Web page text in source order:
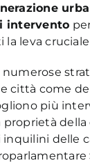
intervento
la leva
città come
più
della
inquilini delle